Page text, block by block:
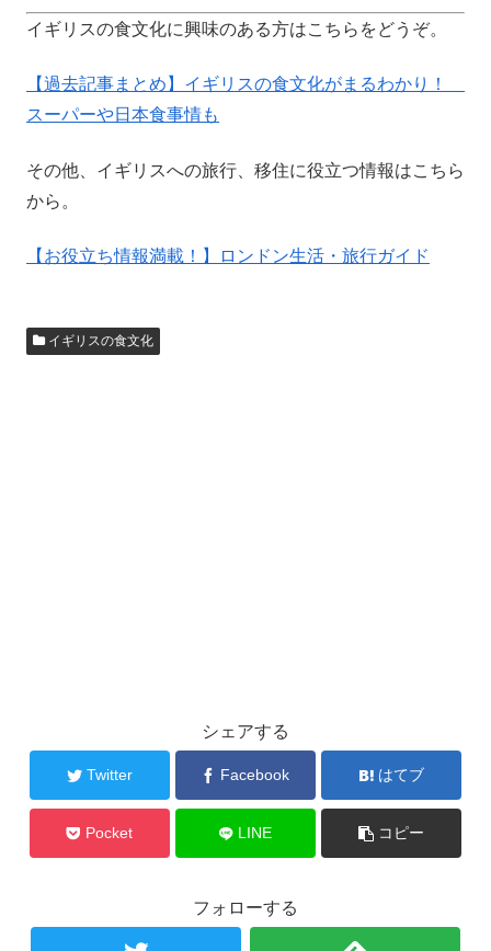
イギリスの食文化に興味のある方はこちらをどうぞ。
【過去記事まとめ】イギリスの食文化がまるわかり！
スーパーや日本食事情も
その他、イギリスへの旅行、移住に役立つ情報はこちら
から。
【お役立ち情報満載！】ロンドン生活・旅行ガイド
イギリスの食文化
シェアする
Twitter Facebook はてブ
Pocket LINE コピー
フォローする